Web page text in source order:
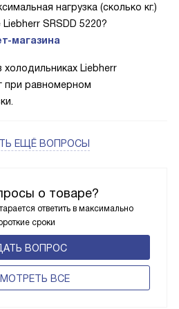
о товаре?
ответить в максимально
сроки
ВОПРОС
ВСЕ
нагрузка (сколько кг.)
SRSDD 5220?
магазина
холодильниках Liebherr
при равномерном
ЕЩЁ ВОПРОСЫ